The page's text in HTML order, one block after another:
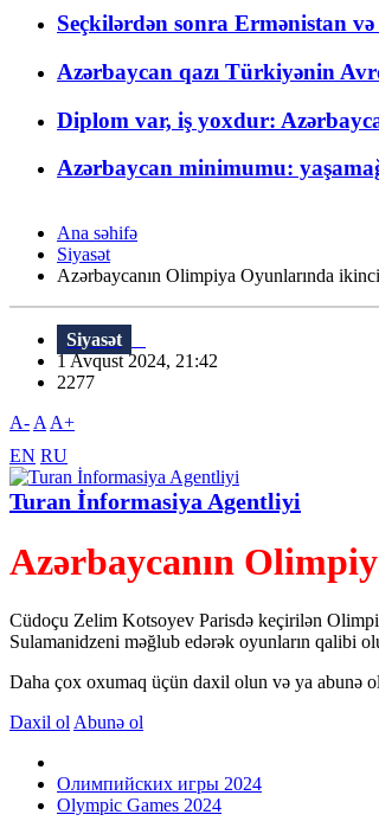
Seçkilərdən sonra Ermənistan
Azərbaycan qazı Türkiyənin
Diplom var, iş yoxdur:
Azərbaycan minimumu:
Ana səhifə
Siyasət
Azərbaycanın Olimpiya Oyunlarında ikinci
Siyasət
1 Avqust 2024, 21:42
2277
A- A A+
EN RU
Turan İnformasiya Agentliyi
Azərbaycanın
Cüdoçu Zelim Kotsoyev Parisdə keçirilən
Sulamanidzeni məğlub edərək oyunların qalibi
Daha çox oxumaq üçün daxil olun və ya abunə
Daxil ol Abunə ol
Олимпийских игры 2024
Olympic Games 2024